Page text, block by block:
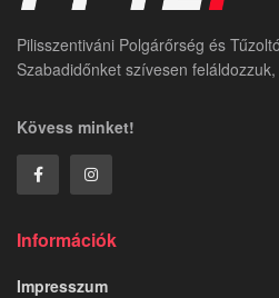
Pilisszentiváni Polgárőrség és
Szabadidőnket szívesen
Kövess minket!
Információk
Impresszum